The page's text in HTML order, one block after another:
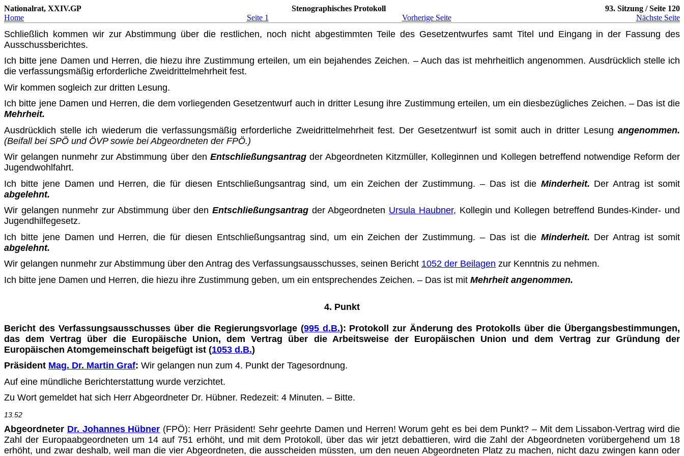
Nationalrat, XXIV.GP Stenographisches Protokoll
93. Sitzung / Seite 120
Home
Seite 1 Vorherige Seite Nächste Seite
Schließlich kommen wir zur Abstimmung über die restlichen, noch nicht abgestimmten Teile des Gesetzentwurfes samt Titel und Eingang in der Fassung des
Ausschuss­berichtes.
Ich bitte jene Damen und Herren, die hiezu ihre Zustimmung erteilen, um ein beja­hendes Zeichen. – Auch das ist mehrheitlich angenommen. Ausdrücklich stelle ich
die verfassungsmäßig erforderliche Zweidrittelmehrheit fest.
Wir kommen sogleich zur dritten Lesung.
Ich bitte jene Damen und Herren, die dem vorliegenden Gesetzentwurf auch in dritter Lesung ihre Zustimmung erteilen, um ein diesbezügliches Zeichen. – Das ist die
Mehrheit.
Ausdrücklich stelle ich wiederum die verfassungsmäßig erforderliche Zweidrittel­mehrheit fest. Der Gesetzentwurf ist somit auch in dritter Lesung angenommen.
(Beifall bei SPÖ und ÖVP sowie bei Abgeordneten der FPÖ.)
Wir gelangen nunmehr zur Abstimmung über den Entschließungsantragder Abge­ordneten Kitzmüller, Kolleginnen und Kollegen betreffend notwendige Reform der
Jugendwohlfahrt.
Ich bitte jene Damen und Herren, die für diesen Entschließungsantrag sind, um ein Zeichen der Zustimmung. – Das ist die Minderheit. Der Antrag ist somit
abgelehnt.
Wir gelangen nunmehr zur Abstimmung über den Entschließungsantragder Abge­ordneten Ursula Haubner, Kollegin und Kollegen betreffend Bundes-Kinder- und
Jugend­hilfegesetz.
Ich bitte jene Damen und Herren, die für diesen Entschließungsantrag sind, um ein Zeichen der Zustimmung. – Das ist die Minderheit. Der Antrag ist somit
abgelehnt.
Wir gelangen nunmehr zur Abstimmung über den Antrag des Verfassungsaus­schus­ses, seinen Bericht 1052 der Beilagen zur Kenntnis zu nehmen.
Ich bitte jene Damen und Herren, die hiezu ihre Zustimmung geben, um ein ent­sprechendes Zeichen. – Das ist mit Mehrheit angenommen.
4. Punkt
Bericht des Verfassungsausschusses über die Regierungsvorlage (995 d.B.): Protokoll zur Änderung des Protokolls über die Übergangsbestimmungen,
das dem Vertrag über die Europäische Union, dem Vertrag über die Arbeitsweise der Europäischen Union und dem Vertrag zur Gründung der
Europäischen Atom­gemeinschaft beigefügt ist (1053 d.B.)
Präsident Mag. Dr. Martin Graf: Wir gelangen nun zum 4. Punkt der Tagesordnung.
Auf eine mündliche Berichterstattung wurde verzichtet.
Zu Wort gemeldet hat sich Herr Abgeordneter Dr. Hübner. Redezeit: 4 Minuten. – Bitte.
13.52
Abgeordneter Dr. Johannes Hübner (FPÖ): Herr Präsident! Sehr geehrte Damen und Herren! Worum geht es bei dem Punkt? – Mit dem Lissabon-Vertrag wird die
Zahl der Europaabgeordneten um 14 auf 751 erhöht, und mit dem Protokoll, über das wir jetzt debattieren, wird die Zahl der Abgeordneten vorübergehend um 18
erhöht, und zwar deshalb, weil man die vier Abgeordneten, die ausscheiden müssten, um den neuen Abgeordneten Platz zu machen, nicht dazu zwingen kann oder